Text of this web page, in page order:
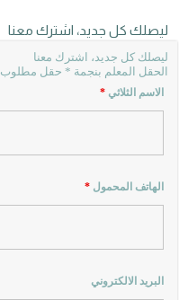
ليصلك كل جديد، اشترك معنا
ليصلك كل جديد، اشترك معنا
الحقل المعلم بنجمة * حقل مطلوب
الاسم الثلاثي*
الهاتف المحمول*
البريد الالكتروني